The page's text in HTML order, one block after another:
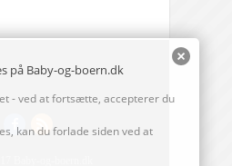
på Baby-og-boern.dk
- ved at fortsætte, accepterer du
kan du forlade siden ved at